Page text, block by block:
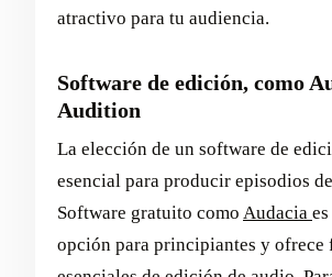
atractivo para tu audiencia.
Software de edición, como
Audition
La elección de un software de
esencial para producir episodios
Software gratuito como Audacia
opción para principiantes y ofrece